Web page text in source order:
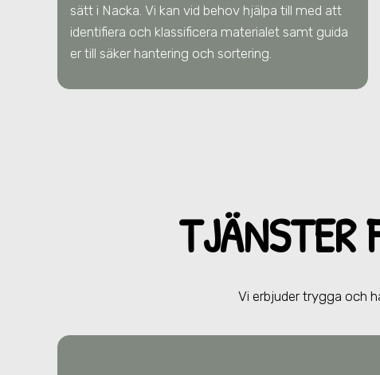
sätt i Nacka. Vi kan vid behov hjälpa till med att
identifiera och klassificera materialet samt guida
er till säker hantering och sortering.
TJÄNSTER
Vi erbjuder trygga och